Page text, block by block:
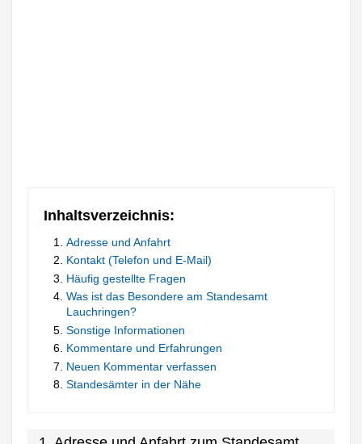
Inhaltsverzeichnis:
Adresse und Anfahrt
Kontakt (Telefon und E-Mail)
Häufig gestellte Fragen
Was ist das Besondere am Standesamt
Lauchringen?
Sonstige Informationen
Kommentare und Erfahrungen
Neuen Kommentar verfassen
Standesämter in der Nähe